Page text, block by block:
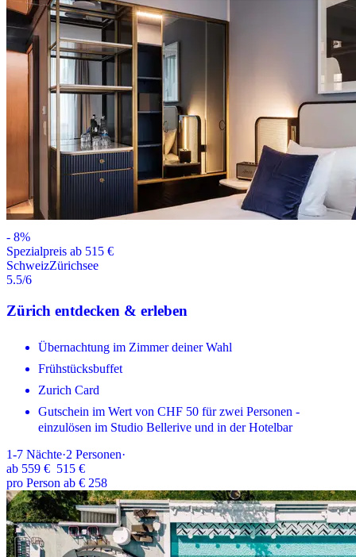
- 8%
Spezialpreis ab 515 €
SchweizZürichsee
5.5/6
Zürich entdecken & erleben
Übernachtung im Zimmer deiner Wahl
Frühstücksbuffet
Zurich Card
Gutschein im Wert von CHF 50 für zwei Personen -
einzulösen im Studio Bellerive und in der Hotelbar
1-7 Nächte·2 Personen·
ab 559 € 515 €
pro Person ab € 258